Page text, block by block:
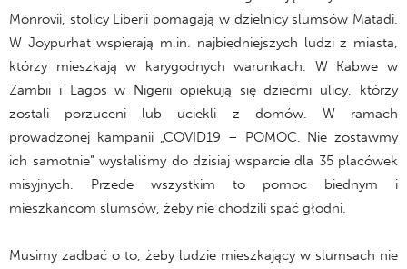
Monrovii, stolicy Liberii pomagają w dzielnicy slumsów Matadi.
W Joypurhat wspierają m.in. najbiedniejszych ludzi z miasta,
którzy mieszkają w karygodnych warunkach. W Kabwe w
Zambii i Lagos w Nigerii opiekują się dziećmi ulicy, którzy
zostali porzuceni lub uciekli z domów. W ramach
prowadzonej kampanii „COVID19 – POMOC. Nie zostawmy
ich samotnie” wysłaliśmy do dzisiaj wsparcie dla 35 placówek
misyjnych. Przede wszystkim to pomoc biednym i
mieszkańcom slumsów, żeby nie chodzili spać głodni.
Musimy zadbać o to, żeby ludzie mieszkający w slumsach nie